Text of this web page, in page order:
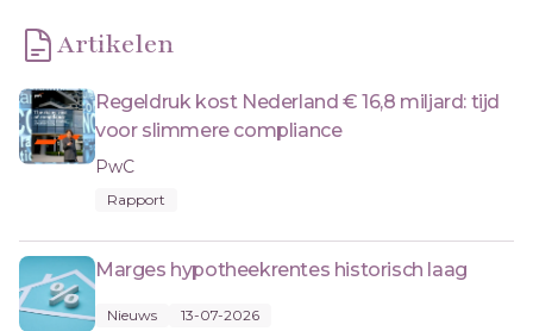
Artikelen
Regeldruk kost Nederland € 16,8 miljard: tijd
voor slimmere compliance
PwC
Rapport
Marges hypotheekrentes historisch laag
Nieuws 13-07-2026